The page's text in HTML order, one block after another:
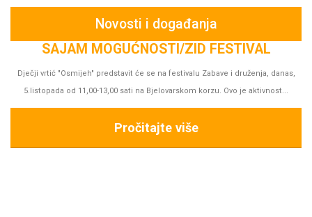
Novosti i događanja